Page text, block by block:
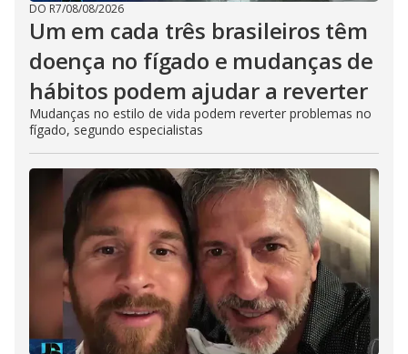
DO R7/08/08/2026
Um em cada três brasileiros têm
doença no fígado e mudanças de
hábitos podem ajudar a reverter
Mudanças no estilo de vida podem reverter problemas no
fígado, segundo especialistas